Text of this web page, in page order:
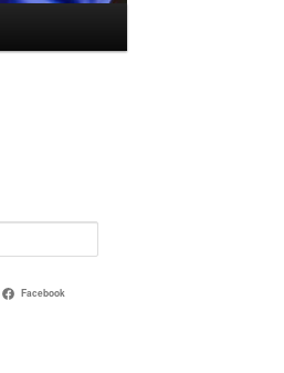
Facebook